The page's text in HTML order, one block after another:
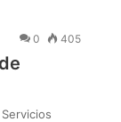
0 405